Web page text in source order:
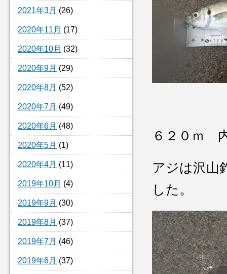
2021年3月 (26)
2020年11月 (17)
2020年10月 (32)
2020年9月 (29)
2020年8月 (52)
2020年7月 (49)
2020年6月 (48)
2020年5月 (1)
2020年4月 (11)
2019年10月 (4)
2019年9月 (30)
2019年8月 (37)
2019年7月 (46)
2019年6月 (37)
６２０ｍ
アジは沢山
した。